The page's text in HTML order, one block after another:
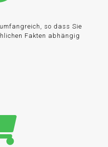
so dass Sie
Fakten abhängig